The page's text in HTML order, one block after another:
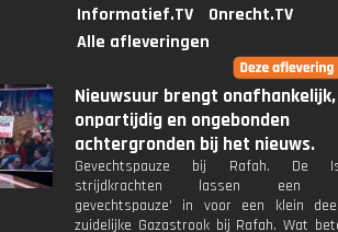
Informatief.TV
Onrecht.TV
Alle afleveringen
Nieuwsuur brengt onafhankelijk,
onpartijdig en ongebonden
achtergronden bij het nieuws.
Gevechtspauze bij Rafah. De
strijdkrachten lassen een
gevechtspauze' in voor een klein
zuidelijke Gazastrook bij Rafah. Wat